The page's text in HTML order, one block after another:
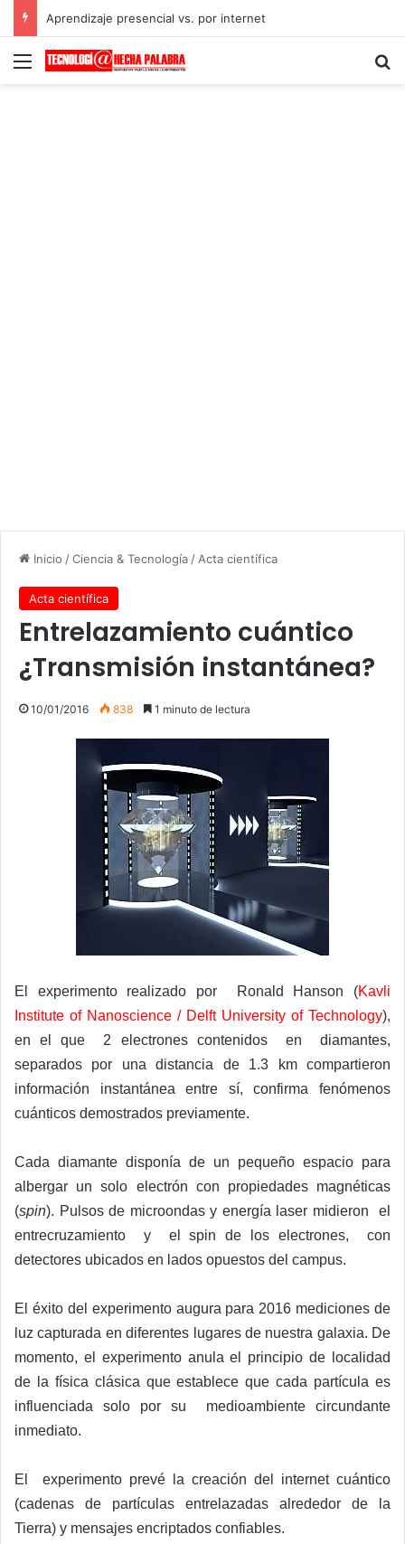
Aprendizaje presencial vs. por internet
Menú
Inicio /Ciencia & Tecnología / Acta científica
Acta científica
Entrelazamiento cuántico
¿Transmisión instantánea?
10/01/2016 838 1 minuto de lectura
El experimento realizado por Ronald Hanson (Kavli
Institute of Nanoscience / Delft University of Technology),
en el que 2 electrones contenidos en diamantes,
separados por una distancia de 1.3 km compartieron
información instantánea entre sí, confirma fenómenos
cuánticos demostrados previamente.
Cada diamante disponía de un pequeño espacio para
albergar un solo electrón con propiedades magnéticas
(spin). Pulsos de microondas y energía laser midieron el
entrecruzamiento y el spin de los electrones, con
detectores ubicados en lados opuestos del campus.
El éxito del experimento augura para 2016 mediciones de
luz capturada en diferentes lugares de nuestra galaxia. De
momento, el experimento anula el principio de localidad
de la física clásica que establece que cada partícula es
influenciada solo por su medioambiente circundante
inmediato.
El experimento prevé la creación del internet cuántico
(cadenas de partículas entrelazadas alrededor de la
Tierra) y mensajes encriptados confiables.